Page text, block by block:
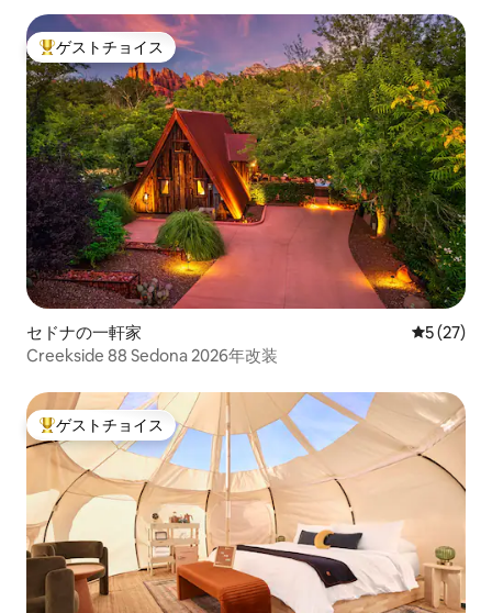
大好評のゲストチョイスです。
ゲストチョイス
セドナの一軒家 レビュー
5 (27)
Creekside 88 Sedona 2026年改装
大好評のゲストチョイスです。
ゲストチョイス